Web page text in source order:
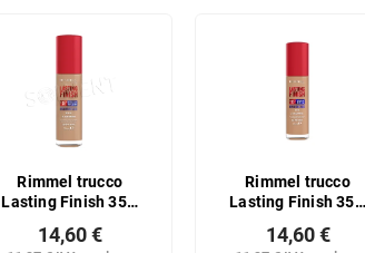
Rimmel trucco
Lasting Finish 35H
14,60 €
Rimmel trucco
Lasting Finish 35H
14,60 €